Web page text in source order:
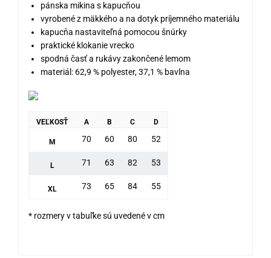
pánska mikina s kapucňou
vyrobené z mäkkého a na dotyk príjemného materiálu
kapucňa nastaviteľná pomocou šnúrky
praktické klokanie vrecko
spodná časť a rukávy zakončené lemom
materiál: 62,9 % polyester, 37,1 % bavlna
VEĽKOSŤ A B C D
M 70 60 80 52
L 71 63 82 53
XL 73 65 84 55
* rozmery v tabuľke sú uvedené v cm